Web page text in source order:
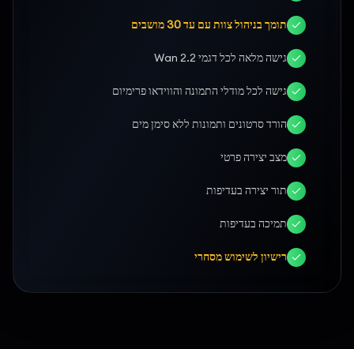
תומך בניהול צוות עם עד 30 מושבים
גישה מלאה לכל דגמי Wan 2.2
גישה לכל מודלי התמונה והווידאו פרימיום
הורד סרטונים ותמונות ללא סימן מים
מצב יצירה פרטי
תור יצירה בעדיפות
תמיכה בעדיפות
רישיון לשימוש מסחרי